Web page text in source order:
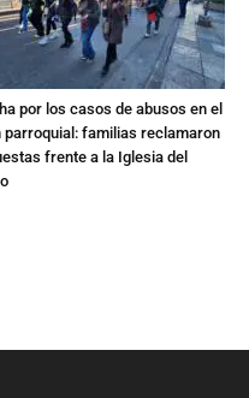
por los casos de abusos en el
parroquial: familias reclamaron
frente a la Iglesia del